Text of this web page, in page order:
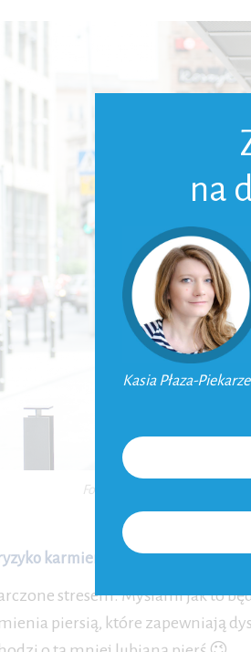
Fotograf Kryspin Andrzejewski
karmienia piersią w miejscu
stresem. Myślami jak to
piersią, które zapewniają
na
Kasia Płaza-
P.S. W